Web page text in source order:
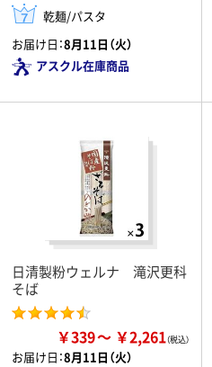
乾麺/パスタ
お届け日：8月11日（火）
アスクル在庫商品
日清製粉ウェルナ 滝沢更科
そば
￥339 ￥2,261
お届け日：8月11日（火）